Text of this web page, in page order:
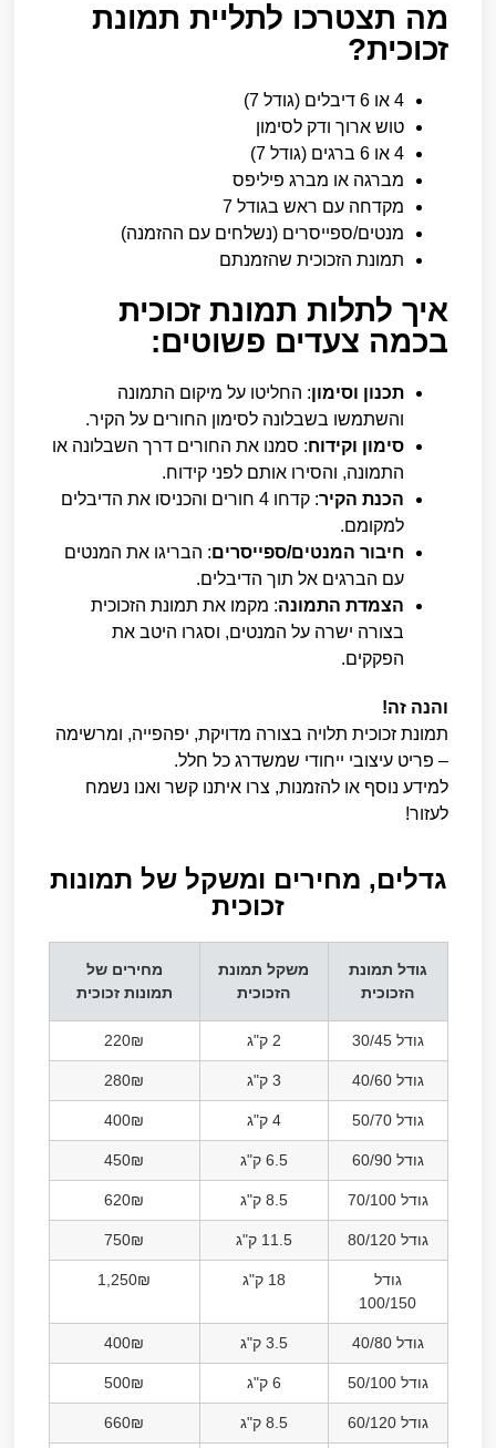
מה תצטרכו לתליית תמונת
זכוכית?
4 או 6 דיבלים (גודל 7)
טוש ארוך ודק לסימון
4 או 6 ברגים (גודל 7)
מברגה או מברג פיליפס
מקדחה עם ראש בגודל 7
מנטים/ספייסרים (נשלחים עם ההזמנה)
תמונת הזכוכית שהזמנתם
איך לתלות תמונת זכוכית
בכמה צעדים פשוטים:
תכנון וסימון: החליטו על מיקום התמונה
והשתמשו בשבלונה לסימון החורים על הקיר.
סימון וקידוח: סמנו את החורים דרך השבלונה או
התמונה, והסירו אותם לפני קידוח.
הכנת הקיר
: קדחו 4 חורים והכניסו את הדיבלים
למקומם.
חיבור המנטים/ספייסרים: הבריגו את המנטים
עם הברגים אל תוך הדיבלים.
הצמדת התמונה: מקמו את תמונת הזכוכית
בצורה ישרה על המנטים, וסגרו היטב את
הפקקים.
והנה זה!
תמונת זכוכית תלויה בצורה מדויקת, יפהפייה, ומרשימה
– פריט עיצובי ייחודי שמשדרג כל חלל.
למידע נוסף או להזמנות, צרו איתנו קשר ואנו נשמח
לעזור!
גדלים, מחירים ומשקל של תמונות
זכוכית​
גודל תמונת
הזכוכית
משקל תמונת
הזכוכית
מחירים של
תמונות זכוכית
גודל 30/45 2 ק"ג 220₪
גודל 40/60 3 ק"ג 280₪
גודל 50/70 4 ק"ג 400₪
גודל 60/90 6.5 ק"ג 450₪
גודל 70/100 8.5 ק"ג 620₪
גודל 80/120 11.5 ק"ג 750₪
גודל
100/150
18 ק"ג 1,250₪
גודל 40/80 3.5 ק"ג 400₪
גודל 50/100 6 ק"ג 500₪
גודל 60/120 8.5 ק"ג 660₪